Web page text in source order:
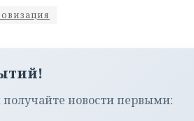
новости первыми: